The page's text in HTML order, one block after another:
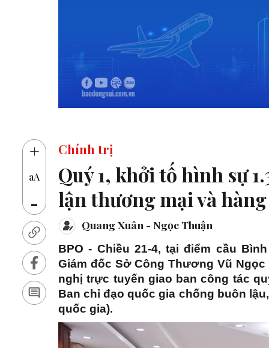
+
aA
-
Chính trị
Quý 1, khởi tố hình sự
lận thương mại và
Quang Xuân - Ngọc Thuận
BPO - Chiều 21-4, tại điểm cầu
Giám đốc Sở Công Thương Vũ
nghị trực tuyến giao ban công tác
Ban chỉ đạo quốc gia chống buôn
quốc gia).